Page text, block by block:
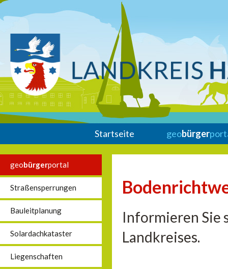
Startseite geobürger
geobürgerportal
Straßensperrungen
Bauleitplanung
Solardachkataster
Liegenschaften
Informieren Sie
Landkreises.